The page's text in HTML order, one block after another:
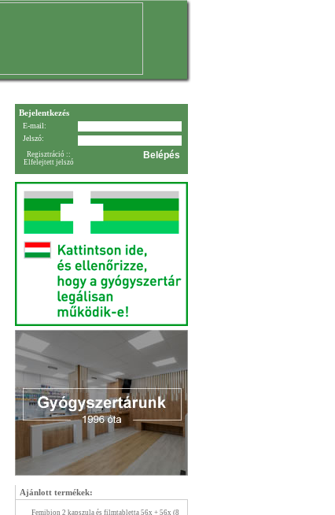
Bejelentkezés
E-mail:
Jelszó:
Regisztráció ::
Elfelejtett jelszó
Ajánlott termékek:
Femibion 2 kapszula és filmtabletta 56x + 56x (8